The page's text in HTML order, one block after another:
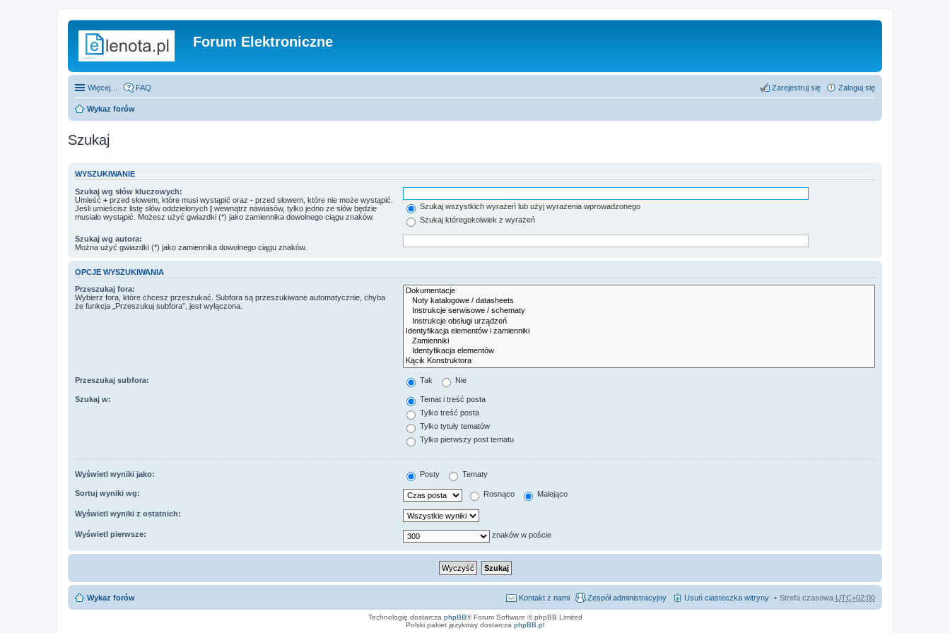
Forum Elektroniczne
Więcej… FAQ Zaloguj się
Zarejestruj się
Wykaz forów
Szukaj
WYSZUKIWANIE
Szukaj wg słów kluczowych:
Umieść + przed słowem, które musi wystąpić oraz - przed słowem, które nie może wystąpić.
Jeśli umieścisz listę słów oddzielonych | wewnątrz nawiasów, tylko jedno ze słów będzie
musiało wystąpić. Możesz użyć gwiazdki (*) jako zamiennika dowolnego ciągu znaków.
Szukaj wszystkich wyrażeń lub użyj wyrażenia wprowadzonego
Szukaj któregokolwiek z wyrażeń
Szukaj wg autora:
Można użyć gwiazdki (*) jako zamiennika dowolnego ciągu znaków.
OPCJE WYSZUKIWANIA
Przeszukaj fora:
Wybierz fora, które chcesz przeszukać. Subfora są przeszukiwane automatycznie, chyba
że funkcja „Przeszukuj subfora”, jest wyłączona.
Przeszukaj subfora: Tak Nie
Szukaj w:
Temat i treść posta
Tylko treść posta
Tylko tytuły tematów
Tylko pierwszy post tematu
Wyświetl wyniki jako: Posty Tematy
Sortuj wyniki wg: Rosnąco Malejąco
Wyświetl wyniki z ostatnich:
Wyświetl pierwsze: znaków w poście
Wykaz forów Strefa czasowa UTC+02:00
Usuń ciasteczka witryny
Zespół administracyjny
Kontakt z nami
Technologię dostarcza phpBB® Forum Software © phpBB Limited
Polski pakiet językowy dostarcza phpBB.pl